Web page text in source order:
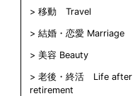
移動 Travel
結婚・恋愛 Marriage
美容 Beauty
老後・終活 Life after
retirement